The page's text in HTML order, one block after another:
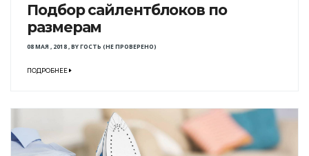
Подбор сайлентблоков по
размерам
08 МАЯ , 2018,BYГОСТЬ (НЕ ПРОВЕРЕНО)
ПОДРОБНЕЕ